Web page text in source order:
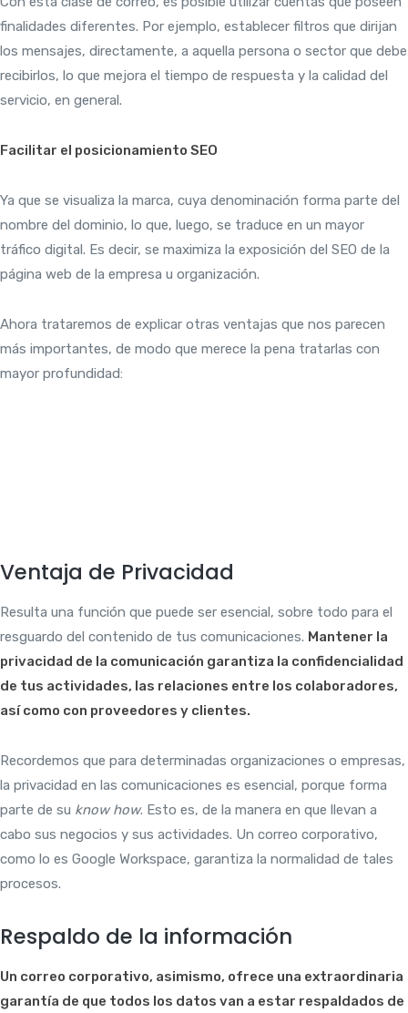
finalidades diferentes. Por ejemplo, establecer filtros que dirijan
los mensajes, directamente, a aquella persona o sector que debe
recibirlos, lo que mejora el tiempo de respuesta y la calidad del
servicio, en general.
Facilitar el posicionamiento SEO
Ya que se visualiza la marca, cuya denominación forma parte del
nombre del dominio, lo que, luego, se traduce en un mayor
tráfico digital. Es decir, se maximiza la exposición del SEO de la
página web de la empresa u organización.
Ahora trataremos de explicar otras ventajas que nos parecen
más importantes, de modo que merece la pena tratarlas con
mayor profundidad:
Ventaja de Privacidad
Resulta una función que puede ser esencial, sobre todo para el
resguardo del contenido de tus comunicaciones. Mantener la
privacidad de la comunicación garantiza la confidencialidad
de tus actividades, las relaciones entre los colaboradores,
así como con proveedores y clientes.
Recordemos que para determinadas organizaciones o empresas,
la privacidad en las comunicaciones es esencial, porque forma
parte de su know how. Esto es, de la manera en que llevan a
cabo sus negocios y sus actividades. Un correo corporativo,
como lo es Google Workspace, garantiza la normalidad de tales
procesos.
Respaldo de la información
Un correo corporativo, asimismo, ofrece una extraordinaria
garantía de que todos los datos van a estar respaldados de